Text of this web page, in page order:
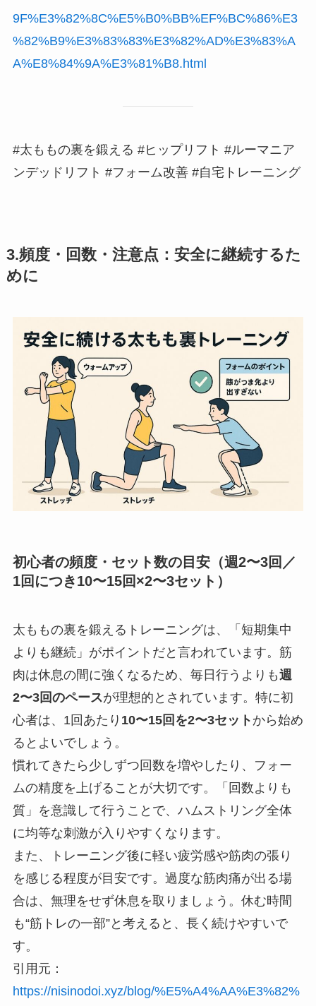
9F%E3%82%8C%E5%B0%BB%EF%BC%86%E3
%82%B9%E3%83%83%E3%82%AD%E3%83%A
A%E8%84%9A%E3%81%B8.html
#太ももの裏を鍛える #ヒップリフト #ルーマニア
ンデッドリフト #フォーム改善 #自宅トレーニング
3.頻度・回数・注意点：安全に継続するた
めに
初心者の頻度・セット数の目安（週2〜3回／
1回につき10〜15回×2〜3セット）
太ももの裏を鍛えるトレーニングは、「短期集中
よりも継続」がポイントだと言われています。筋
肉は休息の間に強くなるため、毎日行うよりも週
2〜3回のペースが理想的とされています。特に初
心者は、1回あたり 10〜15回を2〜3セット から始め
るとよいでしょう。
慣れてきたら少しずつ回数を増やしたり、フォー
ムの精度を上げることが大切です。「回数よりも
質」を意識して行うことで、ハムストリング全体
に均等な刺激が入りやすくなります。
また、トレーニング後に軽い疲労感や筋肉の張り
を感じる程度が目安です。過度な筋肉痛が出る場
合は、無理をせず休息を取りましょう。休む時間
も“筋トレの一部”と考えると、長く続けやすいで
す。
引用元：
https://nisinodoi.xyz/blog/%E5%A4%AA%E3%82%